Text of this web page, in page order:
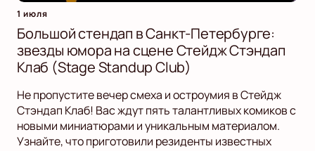
1 июля
Большой стендап в Санкт-Петербурге:
звезды юмора на сцене Стейдж Стэндап
Клаб (Stage Standup Club)
Не пропустите вечер смеха и остроумия в Стейдж
Стэндап Клаб! Вас ждут пять талантливых комиков с
новыми миниатюрами и уникальным материалом.
Узнайте, что приготовили резиденты известных